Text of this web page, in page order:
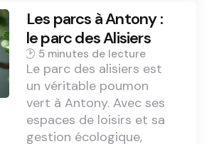
Les parcs à Antony :
le parc des Alisiers
5 min
Le parc des alisiers est
un véritable poumon
vert à Antony. Avec ses
espaces de loisirs et sa
gestion écologique,